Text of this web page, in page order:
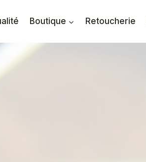
Boutique Retoucherie